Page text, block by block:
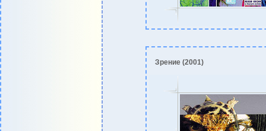
Зрение (2001)